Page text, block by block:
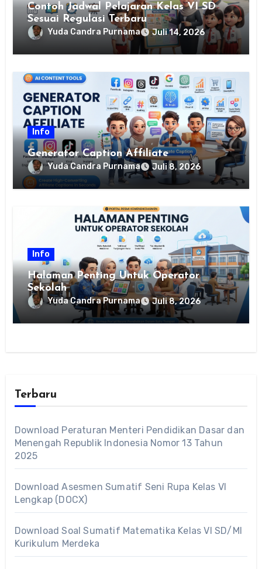
Contoh Jadwal Pelajaran Kelas VI SD
Sesuai Regulasi Terbaru
Yuda Candra Purnama Juli 14, 2026
Info
Generator Caption Affiliate
Yuda Candra Purnama Juli 8, 2026
Info
Halaman Penting Untuk Operator
Sekolah
Yuda Candra Purnama Juli 8, 2026
Terbaru
Download Peraturan Menteri Pendidikan Dasar dan
Menengah Republik Indonesia Nomor 13 Tahun
2025
Download Asesmen Sumatif Seni Rupa Kelas VI
Lengkap (DOCX)
Download Soal Sumatif Matematika Kelas VI SD/MI
Kurikulum Merdeka